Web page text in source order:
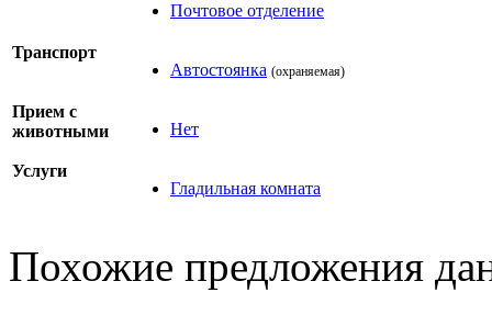
Почтовое отделение
Транспорт
Автостоянка (охраняемая)
Прием с
животными
Нет
Услуги
Гладильная комната
Похожие предложения